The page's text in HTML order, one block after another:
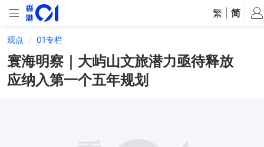
繁 简
观点 01专栏
寰海明察｜大屿山文旅潜力亟待释放
应纳入第一个五年规划